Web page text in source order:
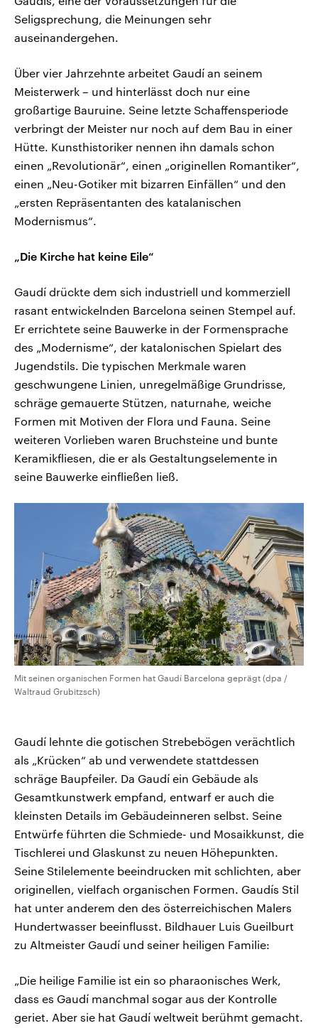
Seligsprechung, die Meinungen sehr
auseinandergehen.
Über vier Jahrzehnte arbeitet Gaudí an seinem
Meisterwerk – und hinterlässt doch nur eine
großartige Bauruine. Seine letzte Schaffensperiode
verbringt der Meister nur noch auf dem Bau in einer
Hütte. Kunsthistoriker nennen ihn damals schon
einen „Revolutionär“, einen „originellen Romantiker“,
einen „Neu-Gotiker mit bizarren Einfällen“ und den
„ersten Repräsentanten des katalanischen
Modernismus“.
„Die Kirche hat keine Eile“
Gaudí drückte dem sich industriell und kommerziell
rasant entwickelnden Barcelona seinen Stempel auf.
Er errichtete seine Bauwerke in der Formensprache
des „Modernisme“, der katalonischen Spielart des
Jugendstils. Die typischen Merkmale waren
geschwungene Linien, unregelmäßige Grundrisse,
schräge gemauerte Stützen, naturnahe, weiche
Formen mit Motiven der Flora und Fauna. Seine
weiteren Vorlieben waren Bruchsteine und bunte
Keramikfliesen, die er als Gestaltungselemente in
seine Bauwerke einfließen ließ.
Mit seinen organischen Formen hat Gaudí Barcelona geprägt (dpa /
Waltraud Grubitzsch)
Gaudí lehnte die gotischen Strebebögen verächtlich
als „Krücken“ ab und verwendete stattdessen
schräge Baupfeiler. Da Gaudí ein Gebäude als
Gesamtkunstwerk empfand, entwarf er auch die
kleinsten Details im Gebäudeinneren selbst. Seine
Entwürfe führten die Schmiede- und Mosaikkunst, die
Tischlerei und Glaskunst zu neuen Höhepunkten.
Seine Stilelemente beeindrucken mit schlichten, aber
originellen, vielfach organischen Formen. Gaudís Stil
hat unter anderem den des österreichischen Malers
Hundertwasser beeinflusst. Bildhauer Luis Gueilburt
zu Altmeister Gaudí und seiner heiligen Familie:
„Die heilige Familie ist ein so pharaonisches Werk,
dass es Gaudí manchmal sogar aus der Kontrolle
geriet. Aber sie hat Gaudí weltweit berühmt gemacht.